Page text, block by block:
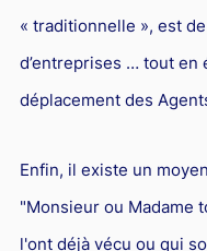
« traditionnelle », est
d’entreprises … tout en
déplacement des
Enfin, il existe un
"Monsieur ou Madame
l'ont déjà vécu ou qui